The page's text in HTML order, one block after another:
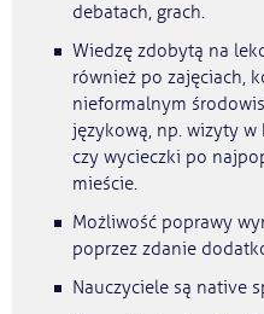
debatach, grach.
Wiedzę zdobytą na
również po zajęciach,
nieformalnym
językową, np. wizyty w
czy wycieczki po
mieście.
Możliwość poprawy
poprzez zdanie
Nauczyciele są native